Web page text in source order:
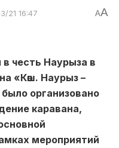
21 16:47 AA
честь Наурыза в
«Көш. Наурыз –
организовано
каравана,
мероприятий